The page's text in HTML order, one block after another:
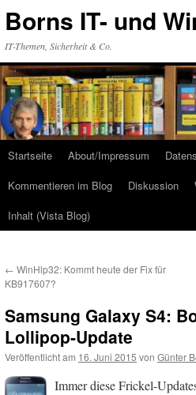
Inhalt
Borns IT- und
IT-Themen, Sicherheit & Co.
Startseite About/Impressum
Kommentieren im Blog
Diskussion
Inhalt (Vista Blog)
← WinHlp32: Kommt heute der Fix für
KB917607?
Samsung Galaxy S4:
Lollipop-Update
Veröffentlicht am 16. Juni 2015 von Günter
Immer diese Frickel-